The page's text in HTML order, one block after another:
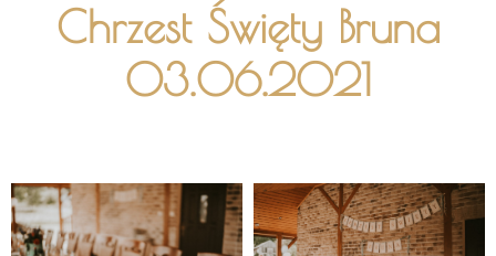
Chrzest Święty Bruna
03.06.2021